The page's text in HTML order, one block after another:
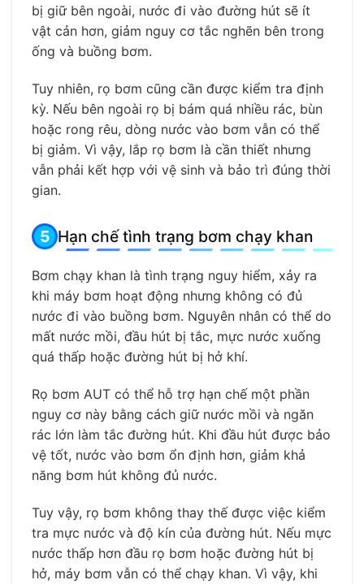
bị giữ bên ngoài, nước đi vào đường hút sẽ ít
vật cản hơn, giảm nguy cơ tắc nghẽn bên trong
ống và buồng bơm.
Tuy nhiên, rọ bơm cũng cần được kiểm tra định
kỳ. Nếu bên ngoài rọ bị bám quá nhiều rác, bùn
hoặc rong rêu, dòng nước vào bơm vẫn có thể
bị giảm. Vì vậy, lắp rọ bơm là cần thiết nhưng
vẫn phải kết hợp với vệ sinh và bảo trì đúng thời
gian.
Hạn chế tình trạng bơm chạy khan
Bơm chạy khan là tình trạng nguy hiểm, xảy ra
khi máy bơm hoạt động nhưng không có đủ
nước đi vào buồng bơm. Nguyên nhân có thể do
mất nước mồi, đầu hút bị tắc, mực nước xuống
quá thấp hoặc đường hút bị hở khí.
Rọ bơm AUT có thể hỗ trợ hạn chế một phần
nguy cơ này bằng cách giữ nước mồi và ngăn
rác lớn làm tắc đường hút. Khi đầu hút được bảo
vệ tốt, nước vào bơm ổn định hơn, giảm khả
năng bơm hút không đủ nước.
Tuy vậy, rọ bơm không thay thế được việc kiểm
tra mực nước và độ kín của đường hút. Nếu mực
nước thấp hơn đầu rọ bơm hoặc đường hút bị
hở, máy bơm vẫn có thể chạy khan. Vì vậy, khi